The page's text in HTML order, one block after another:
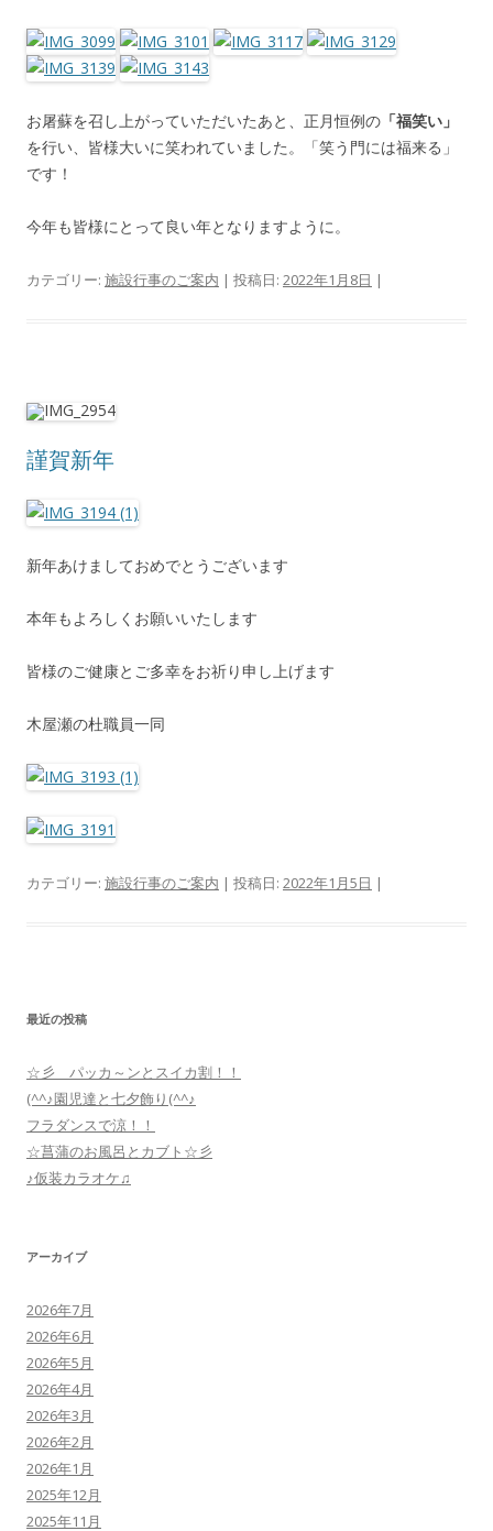
お屠蘇を召し上がっていただいたあと、正月恒例の 「福笑い」
を行い、皆様大いに笑われていました。「笑う門には福来る」
です！
今年も皆様にとって良い年となりますように。
カテゴリー: 施設行事のご案内 | 投稿日: 2022年1月8日 |
謹賀新年
新年あけましておめでとうございます
本年もよろしくお願いいたします
皆様のご健康とご多幸をお祈り申し上げます
木屋瀬の杜職員一同
カテゴリー: 施設行事のご案内 | 投稿日: 2022年1月5日 |
最近の投稿
☆彡 パッカ～ンとスイカ割！！
(^^♪園児達と七夕飾り(^^♪
フラダンスで涼！！
☆菖蒲のお風呂とカブト☆彡
♪仮装カラオケ♫
アーカイブ
2026年7月
2026年6月
2026年5月
2026年4月
2026年3月
2026年2月
2026年1月
2025年12月
2025年11月